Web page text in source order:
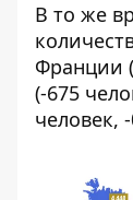
В то же
Франции
(-675
человек,